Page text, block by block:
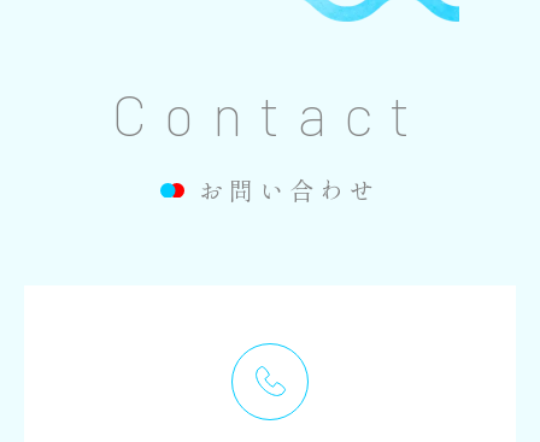
Contact
お問い合わせ